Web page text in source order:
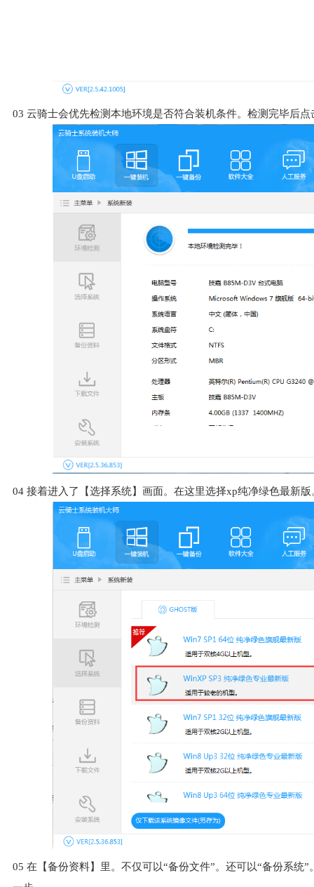
03 云骑士会优先检测本地环境是否符合装机条件。检测完毕后点
04 接着进入了【选择系统】画面。在这里选择xp纯净绿色最新
05 在【备份资料】里。不仅可以“备份文件”。还可以“备份系统